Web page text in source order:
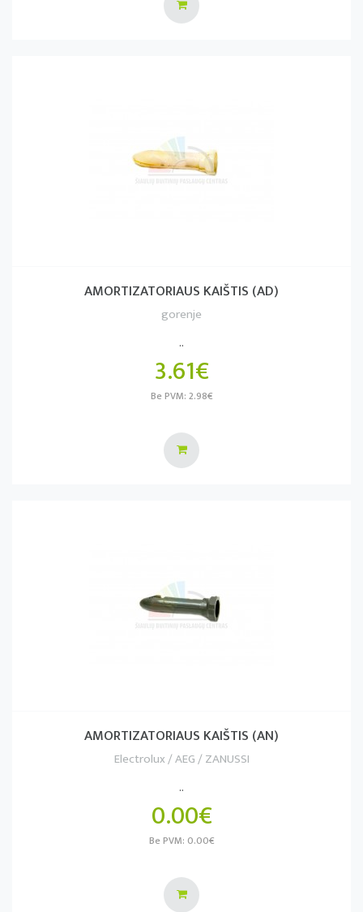
AMORTIZATORIAUS KAIŠTIS (AD)
gorenje
..
3.61€
Be PVM: 2.98€
AMORTIZATORIAUS KAIŠTIS (AN)
Electrolux / AEG / ZANUSSI
..
0.00€
Be PVM: 0.00€